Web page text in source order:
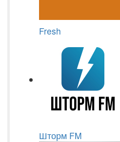
Fresh
Шторм FM